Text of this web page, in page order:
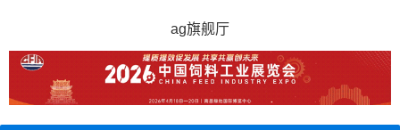
ag旗舰厅